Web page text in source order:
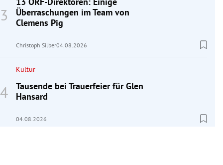
Überraschungen im Team von
Clemens Pig
Christoph Silber04.08.2026
Kultur
Tausende bei Trauerfeier für Glen
Hansard
04.08.2026